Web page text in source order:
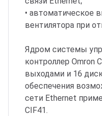
• автоматическое
вентилятора при
Ядром системы
контроллер Omron
выходами и 16
обеспечения
сети Ethernet
CIF41.